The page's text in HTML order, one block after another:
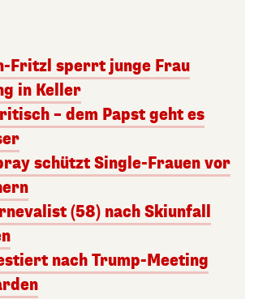
Fritzl sperrt junge Frau
in Keller
– dem Papst geht es
schützt Single-Frauen vor
(58) nach Skiunfall
nach Trump-Meeting